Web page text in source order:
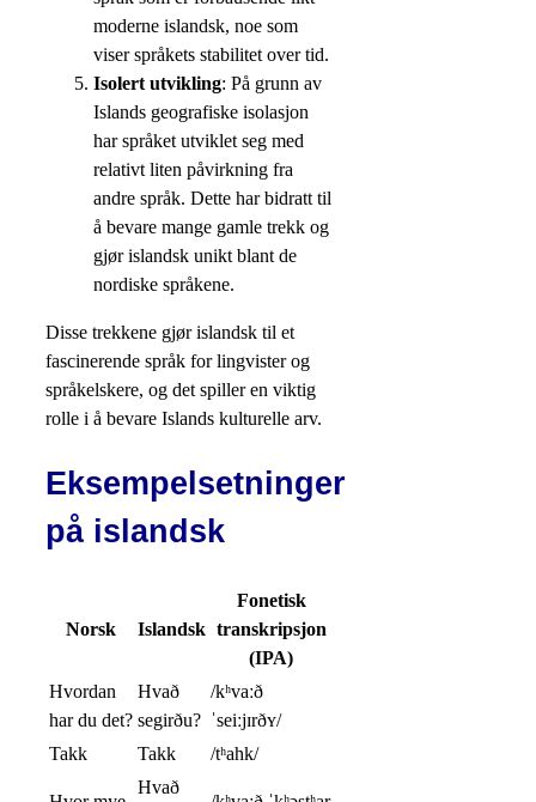
moderne islandsk, noe som
viser språkets stabilitet over tid.
Isolert utvikling: På grunn av
Islands geografiske isolasjon
har språket utviklet seg med
relativt liten påvirkning fra
andre språk. Dette har bidratt til
å bevare mange gamle trekk og
gjør islandsk unikt blant de
nordiske språkene.
Disse trekkene gjør islandsk til et
fascinerende språk for lingvister og
språkelskere, og det spiller en viktig
rolle i å bevare Islands kulturelle arv.
Eksempelsetninger
på islandsk
Norsk Islandsk
Fonetisk
transkripsjon
(IPA)
Hvordan
har du det?
Hvað
segirðu?
/kʰvaːð
ˈseiːjɪrðʏ/
Takk
Takk /tʰahk/
Hvað